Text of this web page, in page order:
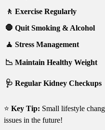
🚶 Exercise Regularly
🛑 Quit Smoking & Alcohol
🧘 Stress Management
📉 Maintain Healthy Weight
🩺 Regular Kidney Checkups
⭐ Key Tip: Small lifestyle
issues in the future!